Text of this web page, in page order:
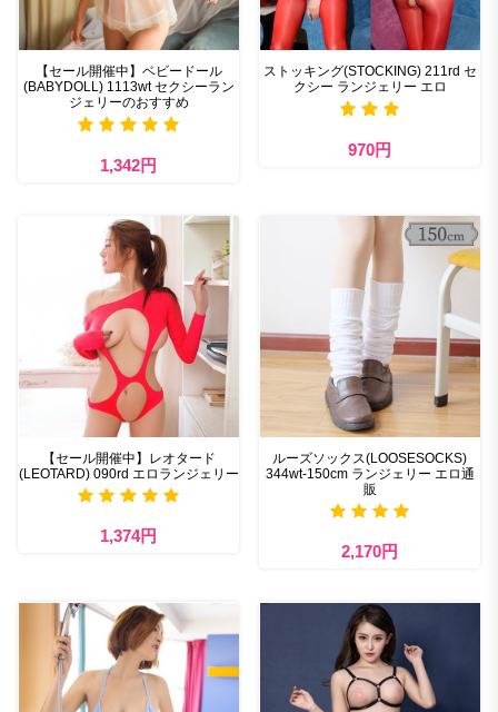
【セール開催中】ベビードール
(BABYDOLL) 1113wt セクシーラン
ジェリーのおすすめ
1,342円
ストッキング(STOCKING) 211rd セ
クシー ランジェリー エロ
970円
【セール開催中】レオタード
(LEOTARD) 090rd エロランジェリー
1,374円
ルーズソックス(LOOSESOCKS)
344wt-150cm ランジェリー エロ通
販
2,170円